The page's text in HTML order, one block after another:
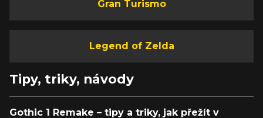
Gran Turismo
Legend of Zelda
Tipy, triky, návody
Gothic 1 Remake – tipy a triky, jak přežít v